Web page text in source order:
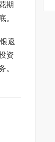
期
。
返
资
。